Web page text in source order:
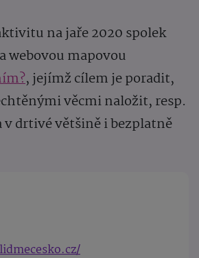
na jaře 2020 spolek
webovou mapovou
, jejímž cílem je poradit,
věcmi naložit, resp.
v drtivé většině i bezplatně